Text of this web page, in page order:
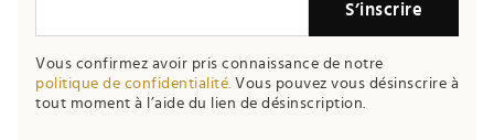
S’inscrire
Vous confirmez avoir pris connaissance de notre
politique de confidentialité. Vous pouvez vous désinscrire à
tout moment à l’aide du lien de désinscription.